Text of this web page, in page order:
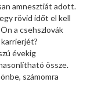
amnesztiát adott.
rövid időt el kell
a csehszlovák
évekig
össze.
számomra